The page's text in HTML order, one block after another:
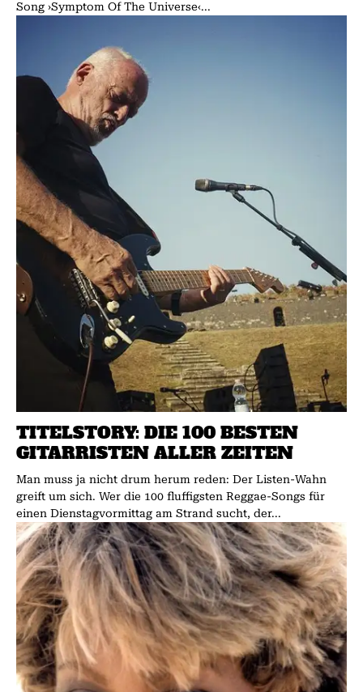
Song ›Symptom Of The Universe‹...
TITELSTORY: DIE 100 BESTEN
GITARRISTEN ALLER ZEITEN
Man muss ja nicht drum herum reden: Der Listen-Wahn
greift um sich. Wer die 100 fluffigsten Reggae-Songs für
einen Dienstagvormittag am Strand sucht, der...